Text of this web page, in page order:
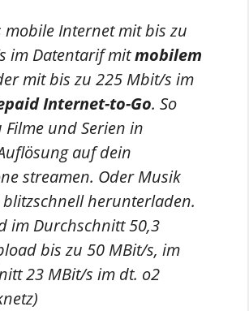
mobile Internet mit bis zu
im Datentarif mitmobilem
mit bis zu 225 Mbit/s im
Internet-to-Go. So
und Serien in
auf dein
streamen. Oder Musik
herunterladen.
im Durchschnitt 50,3
bis zu 50 MBit/s, im
23 MBit/s im dt. o2